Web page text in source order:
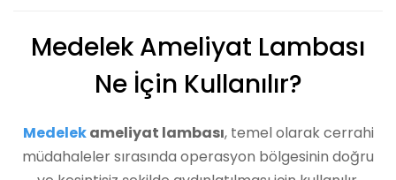
Medelek Ameliyat Lambası
Ne İçin Kullanılır?
Medelekameliyat lambası, temel olarak cerrahi
müdahaleler sırasında operasyon bölgesinin doğru